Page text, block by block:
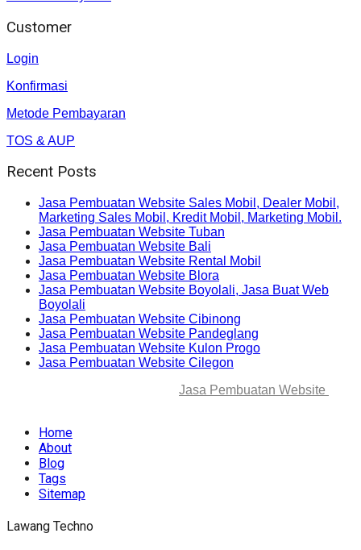
Customer
Login
Konfirmasi
Metode Pembayaran
TOS & AUP
Recent Posts
Jasa Pembuatan Website Sales Mobil, Dealer Mobil,
Marketing Sales Mobil, Kredit Mobil, Marketing Mobil.
Jasa Pembuatan Website Tuban
Jasa Pembuatan Website Bali
Jasa Pembuatan Website Rental Mobil
Jasa Pembuatan Website Blora
Jasa Pembuatan Website Boyolali, Jasa Buat Web
Boyolali
Jasa Pembuatan Website Cibinong
Jasa Pembuatan Website Pandeglang
Jasa Pembuatan Website Kulon Progo
Jasa Pembuatan Website Cilegon
Jasa Pembuatan Website
Home
About
Blog
Tags
Sitemap
Lawang Techno